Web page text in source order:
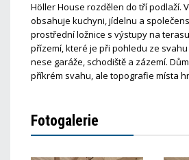
Höller House rozdělen do tří podlaží.
obsahuje kuchyni, jídelnu a
prostřední ložnice s výstupy na
přízemí, které je při pohledu ze
nese garáže, schodiště a zázemí.
příkrém svahu, ale topografie místa
Fotogalerie